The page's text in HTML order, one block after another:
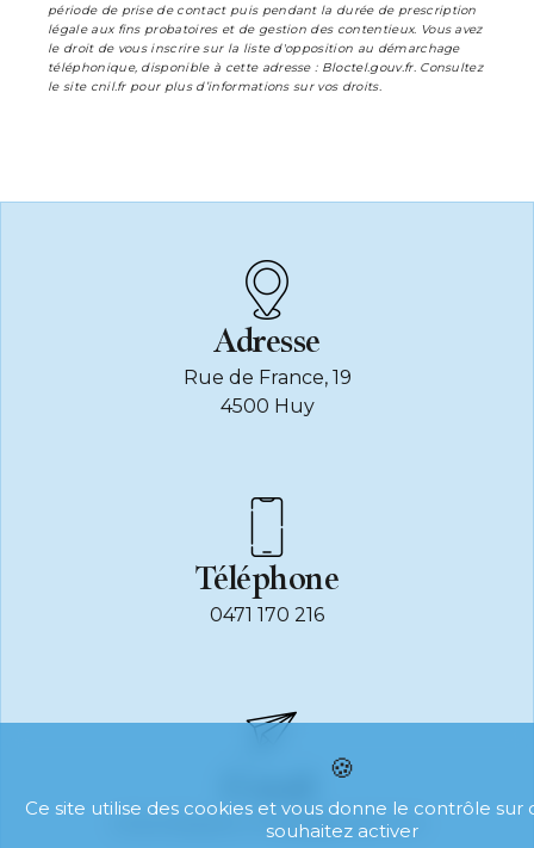
période de prise de contact puis pendant la durée de prescription
légale aux fins probatoires et de gestion des contentieux. Vous avez
le droit de vous inscrire sur la liste d'opposition au démarchage
téléphonique, disponible à cette adresse : Bloctel.gouv.fr. Consultez
le site cnil.fr pour plus d’informations sur vos droits.
Adresse
Rue de France, 19
4500 Huy
Téléphone
0471 170 216
olivierdejasse.omega@gmail.com
Ce site utilise des cookies et vous donne le contrôle sur
souhaitez activer